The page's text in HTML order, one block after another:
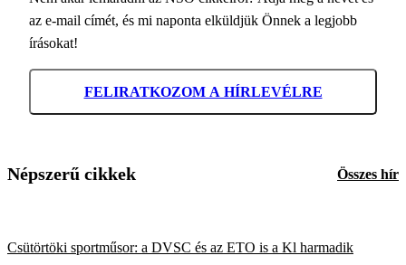
az e-mail címét, és mi naponta elküldjük Önnek a legjobb
írásokat!
FELIRATKOZOM A HÍRLEVÉLRE
Népszerű cikkek Összes hír
Csütörtöki sportműsor: a DVSC és az ETO is a Kl harmadik